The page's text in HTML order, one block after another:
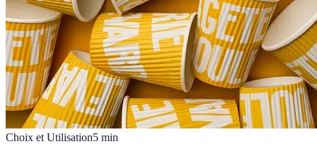
Choix et Utilisation5 min